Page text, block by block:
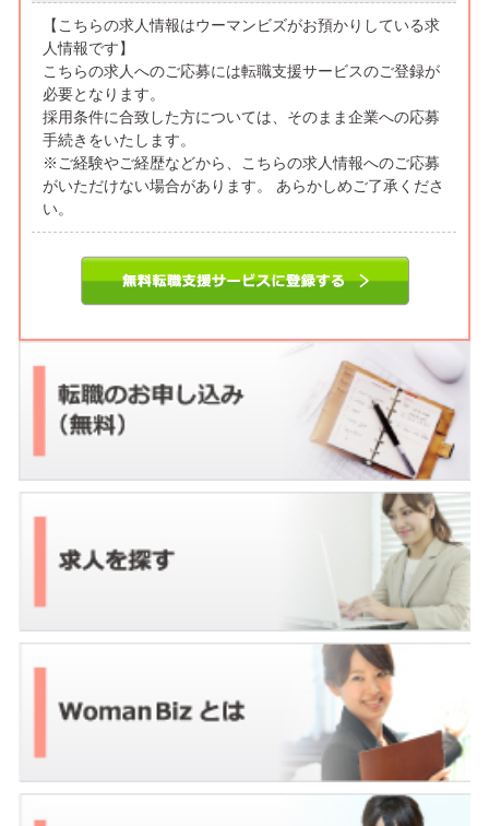
【こちらの求人情報はウーマンビズがお預かりしている求
人情報です】
こちらの求人へのご応募には転職支援サービスのご登録が
必要となります。
採用条件に合致した方については、そのまま企業への応募
手続きをいたします。
※ご経験やご経歴などから、こちらの求人情報へのご応募
がいただけない場合があります。 あらかしめご了承くださ
い。